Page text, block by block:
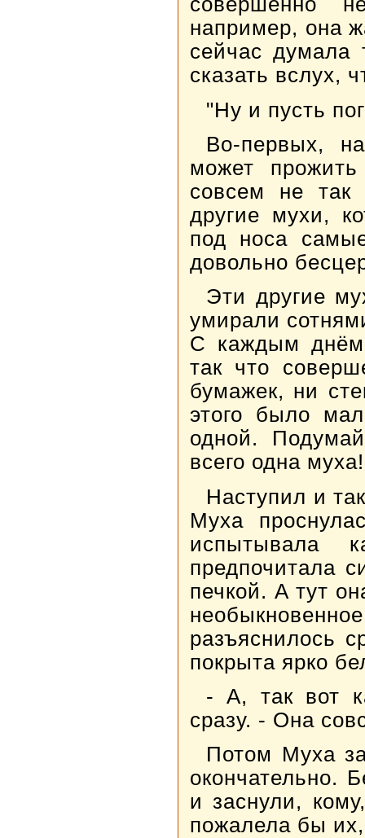
например, она
сейчас
сказать вслух,
"Ну и пусть
Во-первых,
может
совсем не так
другие мухи,
под носа
довольно
Эти другие
умирали
С каждым
так что
бумажек, ни
этого было
одной.
всего одна муха!
Наступил и
Муха
испытывала
предпочитала
печкой. А тут
разъяснилось
покрыта ярко
- А, так вот
сразу. - Она
Потом Муха
окончательно.
и заснули,
пожалела бы